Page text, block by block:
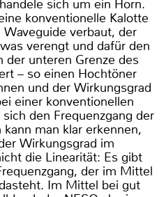
sich um ein Horn.
konventionelle Kalotte
verbaut, der
verengt und dafür den
der unteren Grenze des
– so einen Hochtöner
und der Wirkungsgrad
einer konventionellen
den Frequenzgang der
man klar erkennen,
Wirkungsgrad im
die Linearität: Es gibt
der im Mittel
Im Mittel bei gut